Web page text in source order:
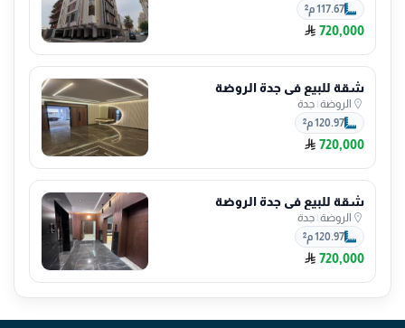
117.67 م²
720,000
شقة للبيع في جدة الروضة
الروضة| جدة
120.97 م²
720,000
شقة للبيع في جدة الروضة
الروضة| جدة
120.97 م²
720,000